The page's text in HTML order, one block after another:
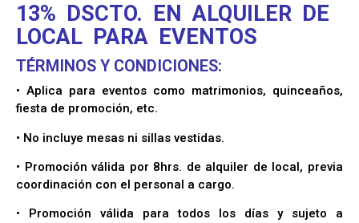
13% DSCTO. EN ALQUILER DE
LOCAL PARA EVENTOS
TÉRMINOS Y CONDICIONES:
• Aplica para eventos como matrimonios, quinceaños,
fiesta de promoción, etc.
• No incluye mesas ni sillas vestidas.
• Promoción válida por 8hrs. de alquiler de local, previa
coordinación con el personal a cargo.
• Promoción válida para todos los días y sujeto a